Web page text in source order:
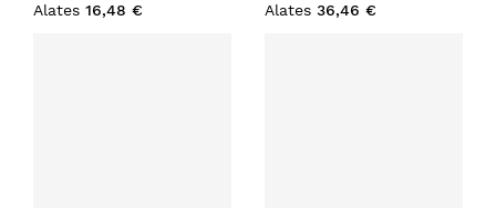
Alates 16,48 €
Alates 36,46 €